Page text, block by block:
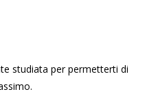
studiata per permetterti di